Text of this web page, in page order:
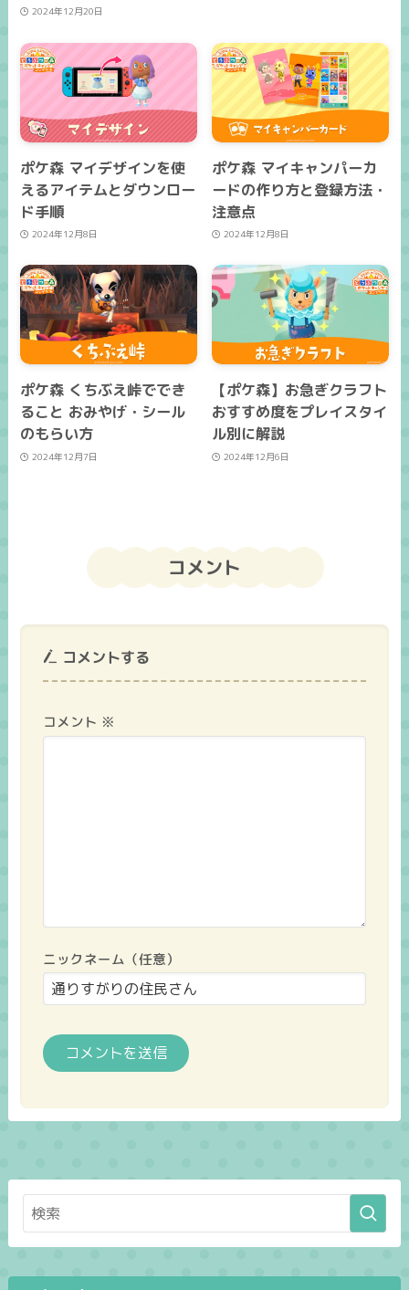
2024年12月20日
ポケ森 マイデザインを使
えるアイテムとダウンロー
ド手順
2024年12月8日
ポケ森 マイキャンパーカ
ードの作り方と登録方法・
注意点
2024年12月8日
ポケ森 くちぶえ峠ででき
ること おみやげ・シール
のもらい方
2024年12月7日
【ポケ森】お急ぎクラフト
おすすめ度をプレイスタイ
ル別に解説
2024年12月6日
コメント
コメントする
コメント ※
ニックネーム（任意）